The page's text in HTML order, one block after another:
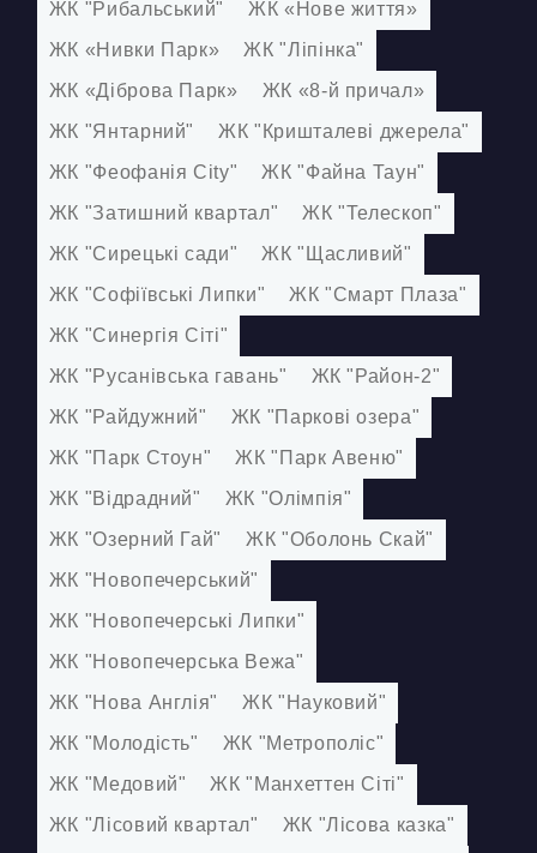
БЛОГ
UK RU
+380671500551
Замовити дзвінок зараз
ЖК "Рибальський"
ЖК «Нове життя»
ЖК «Нивки Парк»
ЖК "Ліпінка"
ЖК «Діброва Парк»
ЖК «8-й причал»
ЖК "Янтарний"
ЖК "Кришталеві джерела"
ЖК "Феофанія City"
ЖК "Файна Таун"
ЖК "Затишний квартал"
ЖК "Телескоп"
ЖК "Сирецькі сади"
ЖК "Щасливий"
ЖК "Софіївські Липки"
ЖК "Смарт Плаза"
ЖК "Синергія Сіті"
ЖК "Русанівська гавань"
ЖК "Район-2"
ЖК "Райдужний"
ЖК "Паркові озера"
ЖК "Парк Стоун"
ЖК "Парк Авеню"
ЖК "Відрадний"
ЖК "Олімпія"
ЖК "Озерний Гай"
ЖК "Оболонь Скай"
ЖК "Новопечерський"
ЖК "Новопечерські Липки"
ЖК "Новопечерська Вежа"
ЖК "Нова Англія"
ЖК "Науковий"
ЖК "Молодість"
ЖК "Метрополіс"
ЖК "Медовий"
ЖК "Манхеттен Сіті"
ЖК "Лісовий квартал"
ЖК "Лісова казка"